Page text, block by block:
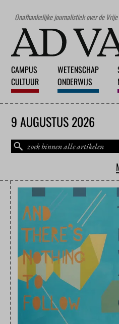
Onafhankelijke journalistiek over de
CAMPUS
CULTUUR
WETENSCHAP
ONDERWIJS
9 AUGUSTUS 2026